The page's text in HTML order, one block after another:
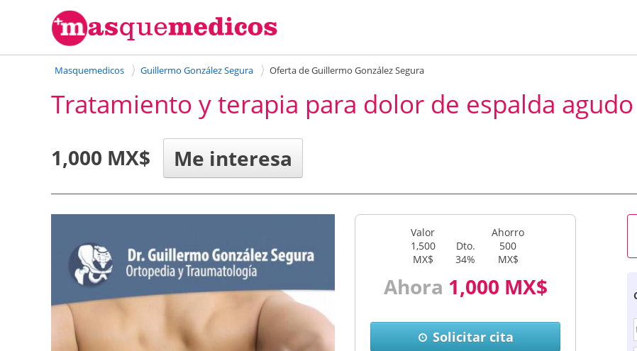
Masquemedicos Guillermo González Segura Oferta de Guillermo González Segura
Tratamiento y terapia para dolor de espalda agudo
1,000 MX$ Me interesa
Valor
1,500
MX$
Dto.
34%
Ahorro
500
MX$
Ahora 1,000 MX$
Solicitar cita